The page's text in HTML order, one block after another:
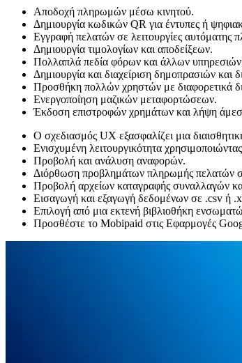
Αποδοχή πληρωμών μέσω κινητού.
Δημιουργία κωδικών QR για έντυπες ή
Εγγραφή πελατών σε λειτουργίες
Δημιουργία τιμολογίων και αποδείξεων.
Πολλαπλά πεδία φόρων και άλλων
Δημιουργία και διαχείριση δημοπρασιών και
Προσθήκη πολλών χρηστών με διαφορετικά
Ενεργοποίηση μαζικών μεταφορτώσεων.
Έκδοση επιστροφών χρημάτων και λήψη
Ο σχεδιασμός UX εξασφαλίζει μια
Ενισχυμένη λειτουργικότητα
Προβολή και ανάλυση αναφορών.
Διόρθωση προβλημάτων πληρωμής πελατών
Προβολή αρχείων καταγραφής συναλλαγών
Εισαγωγή και εξαγωγή δεδομένων σε .csv ή
Επιλογή από μια εκτενή βιβλιοθήκη
Προσθέστε το Mobipaid στις Εφαρμογές